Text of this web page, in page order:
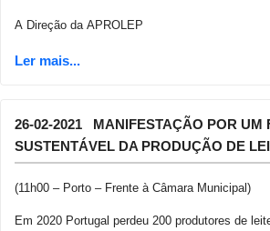
A Direção da APROLEP
26-02-2021 MANIFESTAÇÃO POR UM
SUSTENTÁVEL DA PRODUÇÃO DE
(11h00 – Porto – Frente à Câmara Municipal)
Em 2020 Portugal perdeu 200 produtores de